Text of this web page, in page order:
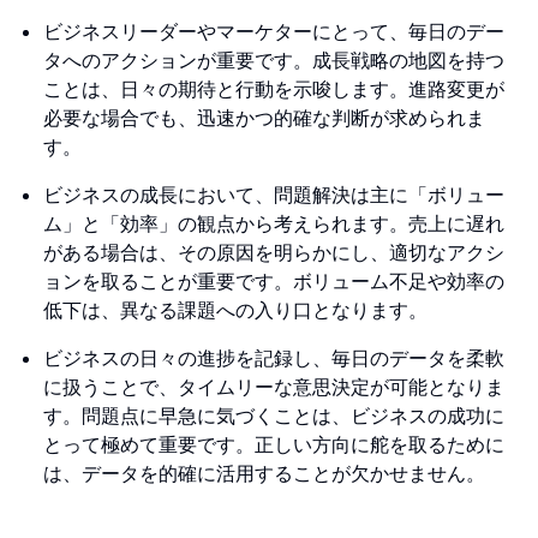
ビジネスリーダーやマーケターにとって、毎日のデー
タへのアクションが重要です。成長戦略の地図を持つ
ことは、日々の期待と行動を示唆します。進路変更が
必要な場合でも、迅速かつ的確な判断が求められま
す。
ビジネスの成長において、問題解決は主に「ボリュー
ム」と「効率」の観点から考えられます。売上に遅れ
がある場合は、その原因を明らかにし、適切なアクシ
ョンを取ることが重要です。ボリューム不足や効率の
低下は、異なる課題への入り口となります。
ビジネスの日々の進捗を記録し、毎日のデータを柔軟
に扱うことで、タイムリーな意思決定が可能となりま
す。問題点に早急に気づくことは、ビジネスの成功に
とって極めて重要です。正しい方向に舵を取るために
は、データを的確に活用することが欠かせません。